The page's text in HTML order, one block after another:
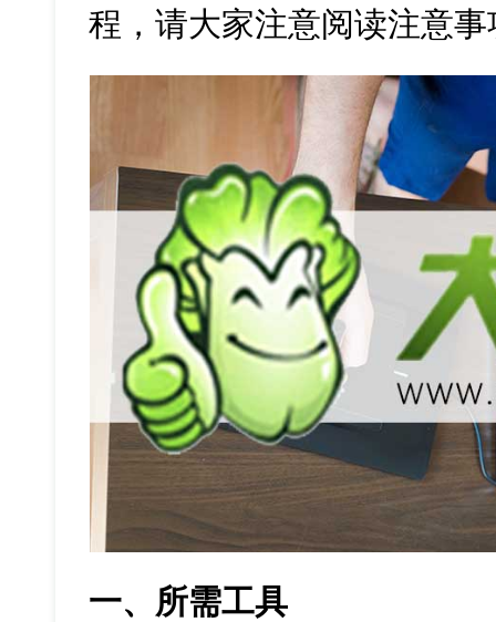
程，请大家注意阅读注意
一、所需工具